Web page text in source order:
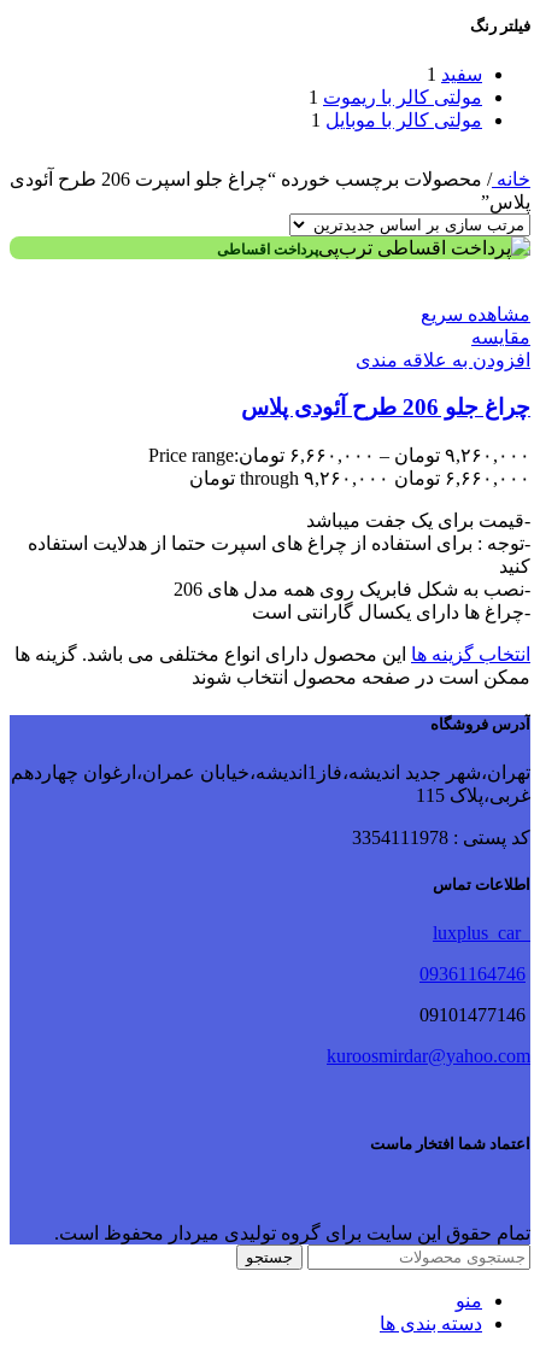
فیلتر رنگ
سفید 1
مولتی کالر با ریموت 1
مولتی کالر با موبایل 1
خانه/
محصولات برچسب خورده “چراغ جلو اسپرت 206 طرح آئودی
پلاس”
پرداخت اقساطی
مشاهده سریع
مقایسه
افزودن به علاقه مندی
چراغ جلو 206 طرح آئودی پلاس
۹,۲۶۰,۰۰۰ تومان – ۶,۶۶۰,۰۰۰ تومانPrice range:
۶,۶۶۰,۰۰۰ تومان through ۹,۲۶۰,۰۰۰ تومان
-قیمت برای یک جفت میباشد
-توجه : برای استفاده از چراغ های اسپرت حتما از هدلایت استفاده
کنید
-نصب به شکل فابریک روی همه مدل های 206
-چراغ ها دارای یکسال گارانتی است
انتخاب گزینه ها این محصول دارای انواع مختلفی می باشد. گزینه ها
ممکن است در صفحه محصول انتخاب شوند
آدرس فروشگاه
تهران،شهر جدید اندیشه،فاز1اندیشه،خیابان عمران،ارغوان چهاردهم
غربی،پلاک 115
کد پستی : 3354111978
اطلاعات تماس
09361164746
kuroosmirdar@yahoo.com
اعتماد شما افتخار ماست
تمام حقوق این سایت برای گروه تولیدی میردار محفوظ است.
جستجو
منو
دسته بندی ها